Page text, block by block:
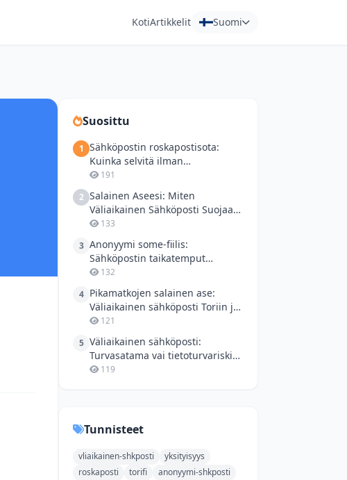
KotiArtikkelit Suomi
Suosittu
1 Sähköpostin roskapostisota:
Kuinka selvitä ilman
puhelinnumeroa ja pelastaa
postilaatikkosi?
191
2 Salainen Aseesi: Miten
Väliaikainen Sähköposti Suojaa
Yksityisyyttäsi Netissä
133
3 Anonyymi some-fiilis:
Sähköpostin taikatemput
suomalaisille foorumeille ja
dokumenteille
132
4 Pikamatkojen salainen ase:
Väliaikainen sähköposti Toriin ja
muuallekin
121
5 Väliaikainen sähköposti:
Turvasatama vai tietoturvariski
digitaalisessa viidakossa?
119
Tunnisteet
vliaikainen-shkposti
yksityisyys
roskaposti
torifi
anonyymi-shkposti